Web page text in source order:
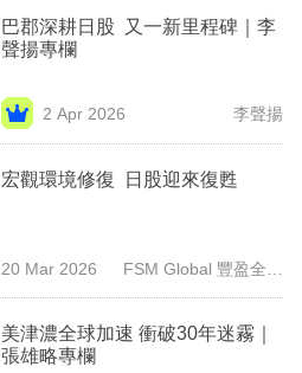
巴郡深耕日股 又一新里程碑｜李
聲揚專欄
2 Apr 2026 李聲揚
宏觀環境修復 日股迎來復甦
20 Mar 2026
FSM Global 豐盈全球
（香港）
美津濃全球加速 衝破30年迷霧｜
張雄略專欄